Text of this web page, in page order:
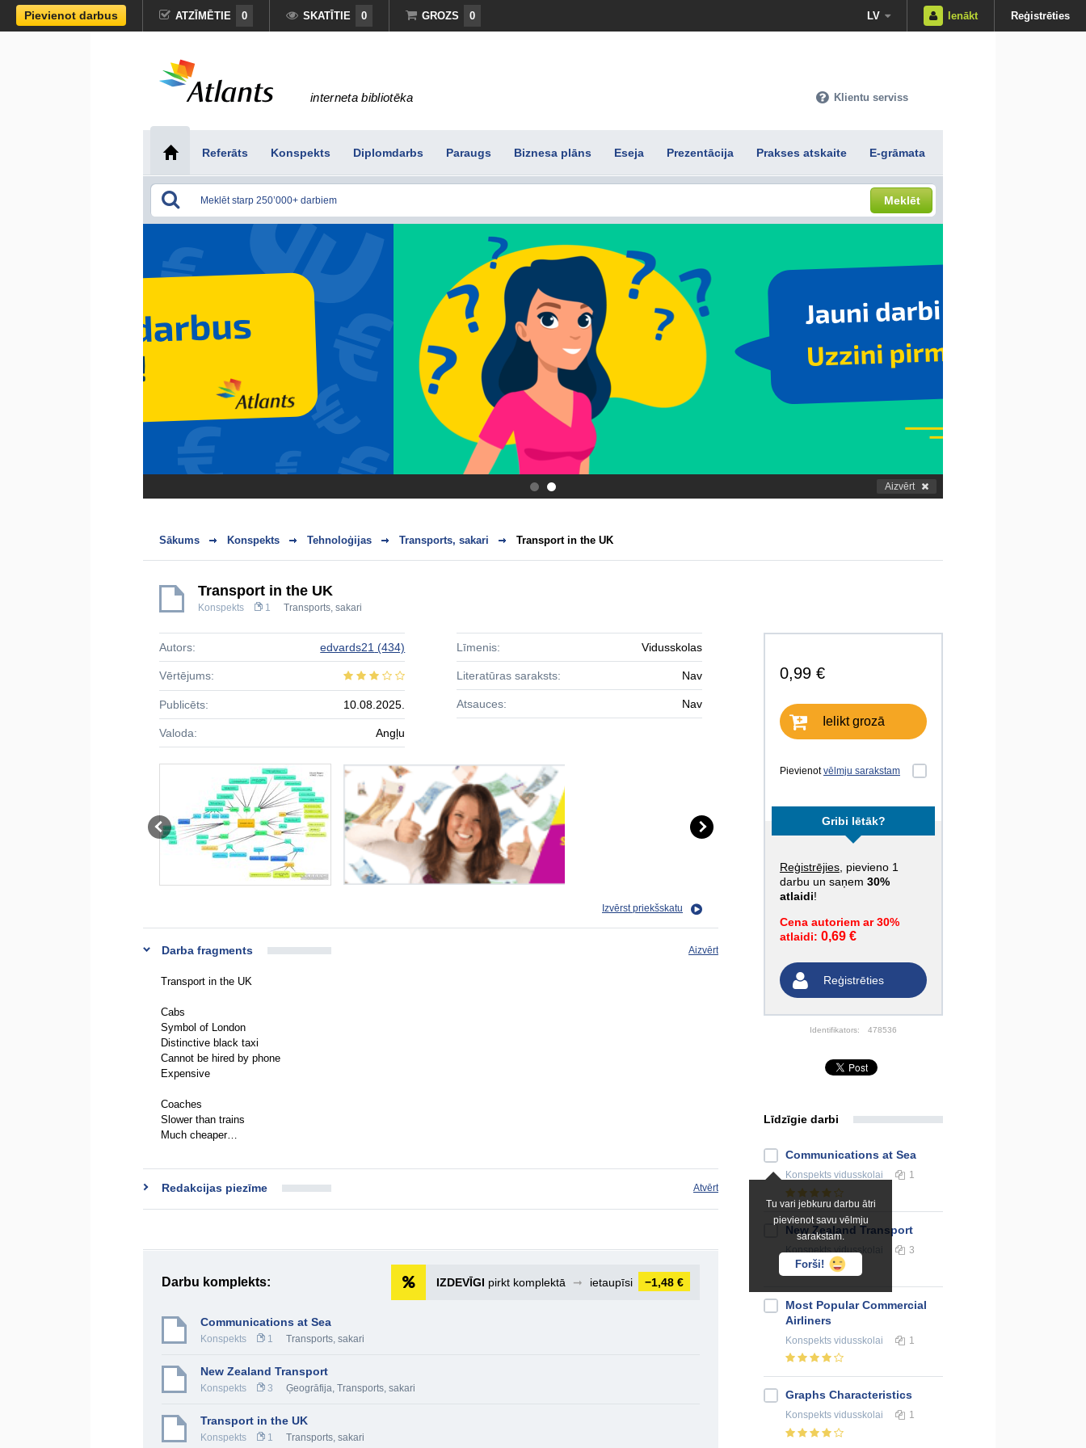
Pievienot darbus ATZĪMĒTIE 0 SKATĪTIE 0 GROZS 0 LV Ienākt Reģistrēties
interneta bibliotēka Klientu serviss
Referāts Konspekts Diplomdarbs Paraugs Biznesa plāns Eseja Prezentācija Prakses atskaite E-grāmata
Meklēt
. Aizvērt
Sākums Konspekts Tehnoloģijas Transports, sakari Transport in the UK
Transport in the UK
Konspekts 1 Transports, sakari
0,99 €
Ielikt grozā
Pievienotvēlmju sarakstam
Gribi lētāk?
Reģistrējies , pievieno 1
darbu un saņem 30%
atlaidi!
Cena autoriem ar 30%
atlaidi: 0,69 €
Reģistrēties
Identifikators: 478536
Autors: edvards21 (434)
Vērtējums:
Publicēts: 10.08.2025.
Valoda: Angļu
Līmenis: Vidusskolas
Literatūras saraksts: Nav
Atsauces: Nav
Izvērst priekšskatu
Darba fragments Aizvērt
Transport in the UK
Cabs
Symbol of London
Distinctive black taxi
Cannot be hired by phone
Expensive
Coaches
Slower than trains
Much cheaper…
Redakcijas piezīme Atvērt
Darbu komplekts: IZDEVĪGI pirkt komplektā ➞ ietaupīsi −1,48 €
Communications at Sea
Konspekts 1 Transports, sakari
New Zealand Transport
Konspekts 3 Ģeogrāfija, Transports, sakari
Transport in the UK
Konspekts 1 Transports, sakari
Līdzīgie darbi
Tu vari jebkuru darbu ātri
pievienot savu vēlmju
sarakstam.
Forši!
Communications at Sea
Konspekts vidusskolai 1
New Zealand Transport
Konspektsvidusskolai 3
Most Popular Commercial
Airliners
Konspekts vidusskolai 1
Graphs Characteristics
Konspekts vidusskolai 1